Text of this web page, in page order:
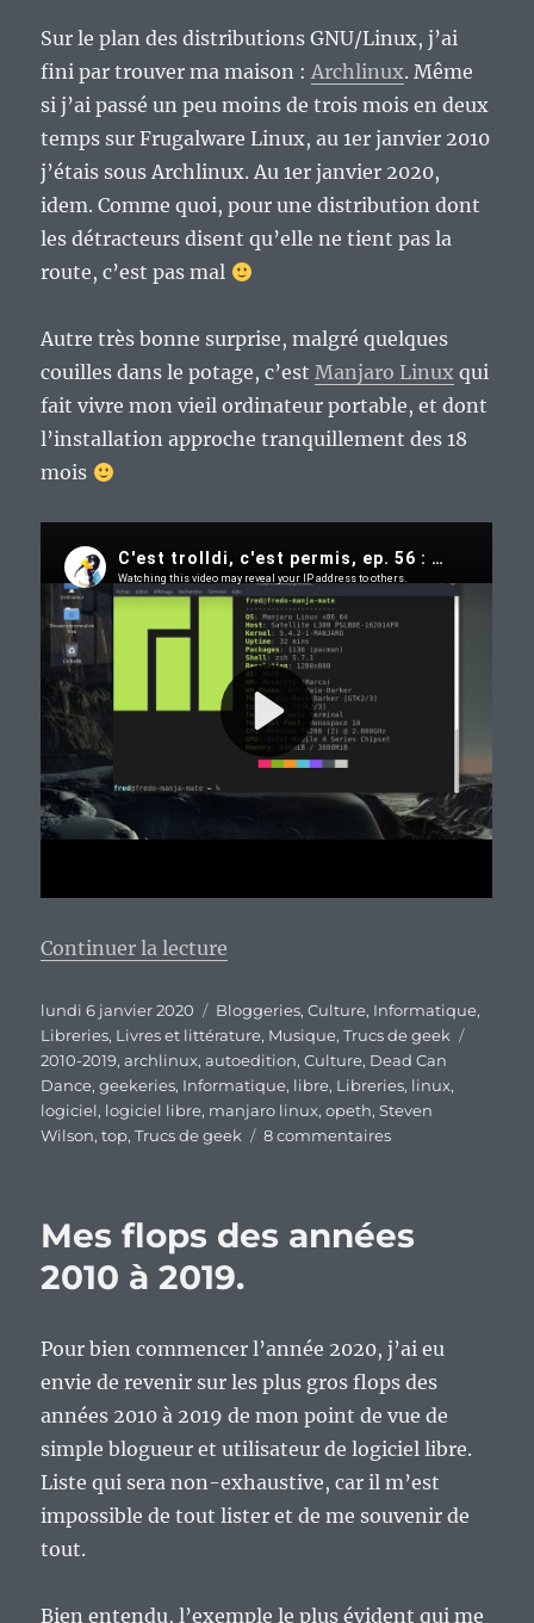
Sur le plan des distributions GNU/Linux, j’ai
fini par trouver ma maison :Archlinux. Même
si j’ai passé un peu moins de trois mois en deux
temps sur Frugalware Linux, au 1er janvier 2010
j’étais sous Archlinux. Au 1er janvier 2020,
idem. Comme quoi, pour une distribution dont
les détracteurs disent qu’elle ne tient pas la
route, c’est pas mal
Autre très bonne surprise, malgré quelques
couilles dans le potage, c’estManjaro Linux qui
fait vivre mon vieil ordinateur portable, et dont
l’installation approche tranquillement des 18
mois
Continuer la lecture
Publié
le
lundi 6 janvier 2020 Catégories
Bloggeries,Culture, Informatique,
Libreries, Livres et littérature, Musique,Trucs de geek
2010-2019,archlinux,autoedition,Culture, Dead Can
Dance,geekeries, Informatique, libre, Libreries, linux,
logiciel, logiciel libre, manjaro linux,opeth,Steven
Wilson,top,Trucs de geek 8 commentairessur
2010
Mes flops des années
2010 à 2019.
Pour bien commencer l’année 2020, j’ai eu
envie de revenir sur les plus gros flops des
années 2010 à 2019 de mon point de vue de
simple blogueur et utilisateur de logiciel libre.
Liste qui sera non-exhaustive, car il m’est
impossible de tout lister et de me souvenir de
tout.
Bien entendu, l’exemple le plus évident qui me